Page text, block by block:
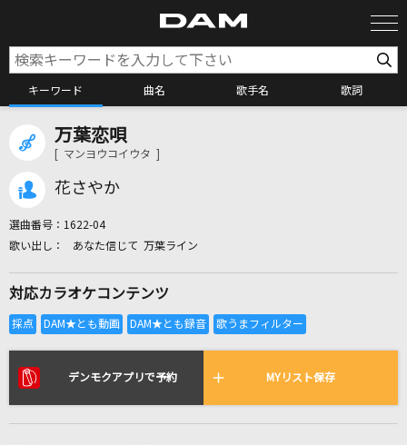
キーワード 曲名 歌手名 歌詞
全国りれき
リアルタイムで歌われている曲の一覧
万葉恋唄
[ マンヨウコイウタ ]
花さやか
選曲番号： 1622-04
あなた信じて 万葉ライン
対応カラオケコンテンツ
デンモクアプリで予約 MYリスト保存